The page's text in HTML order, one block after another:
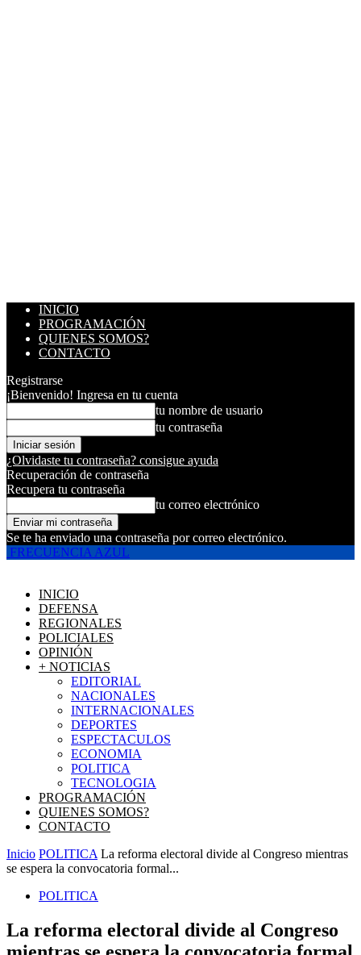
INICIO
PROGRAMACIÓN
QUIENES SOMOS?
CONTACTO
Registrarse
¡Bienvenido! Ingresa en tu cuenta
tu nombre de usuario
tu contraseña
¿Olvidaste tu contraseña? consigue ayuda
Recuperación de contraseña
Recupera tu contraseña
tu correo electrónico
Se te ha enviado una contraseña por correo electrónico.
FRECUENCIA AZUL
INICIO
DEFENSA
REGIONALES
POLICIALES
OPINIÓN
+ NOTICIAS
EDITORIAL
NACIONALES
INTERNACIONALES
DEPORTES
ESPECTACULOS
ECONOMIA
POLITICA
TECNOLOGIA
PROGRAMACIÓN
QUIENES SOMOS?
CONTACTO
Inicio POLITICA La reforma electoral divide al Congreso mientras
se espera la convocatoria formal...
POLITICA
La reforma electoral divide al Congreso